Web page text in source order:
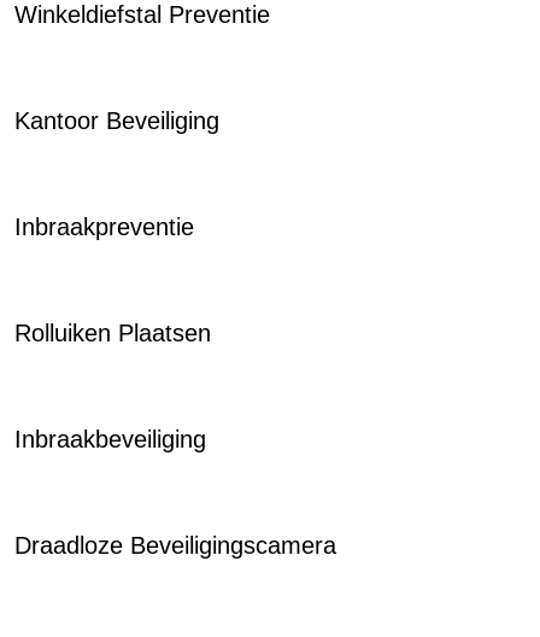
Winkeldiefstal Preventie
Kantoor Beveiliging
Inbraakpreventie
Rolluiken Plaatsen
Inbraakbeveiliging
Draadloze Beveiligingscamera